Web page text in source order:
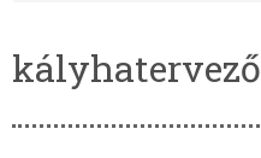
kályhatervező